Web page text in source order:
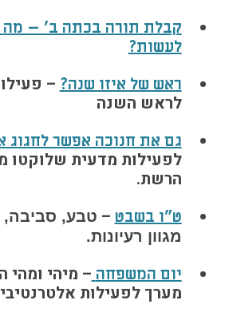
קבלת תורה בכתה ב' – מה
לעשות?
ראש של איזו שנה? –
לראש השנה
גם את חנוכה אפשר לחגוג
לפעילות מדעית שלוקטו
הרשת.
ט"ו בשבט – טבע, סביבה,
מגוון רעיונות.
יום המשפחה – מיהי
מערך לפעילות